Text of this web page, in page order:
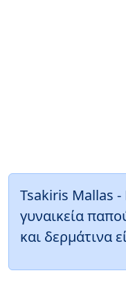
Tsakiris Mallas -
γυναικεία
και δερμάτινα